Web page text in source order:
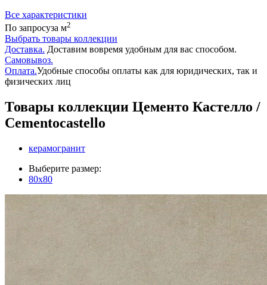
Все характеристики
По запросуза м2
Выбрать товары коллекции
Доставка. Доставим вовремя удобным для вас способом.
Самовывоз.
Оплата.Удобные способы оплаты как для юридических, так и
физических лиц
Товары коллекции Цементо Кастелло /
Cementocastello
керамогранит
Выберите размер:
80x80